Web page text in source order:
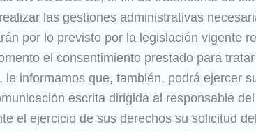
las gestiones administrativas
por lo previsto por la legislación vigente
el consentimiento prestado para
le informamos que, también, podrá ejercer
escrita dirigida al responsable
el ejercicio de sus derechos su solicitud